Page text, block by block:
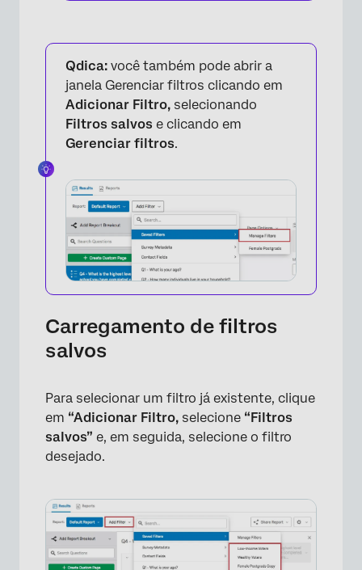
×
Qdica: você também pode abrir a
janela Gerenciar filtros clicando em
Adicionar Filtro, selecionando
Filtros salvos e clicando em
Gerenciar filtros.
Carregamento de filtros
salvos
Para selecionar um filtro já existente, clique
em “Adicionar Filtro, selecione “Filtros
salvos” e, em seguida, selecione o filtro
desejado.